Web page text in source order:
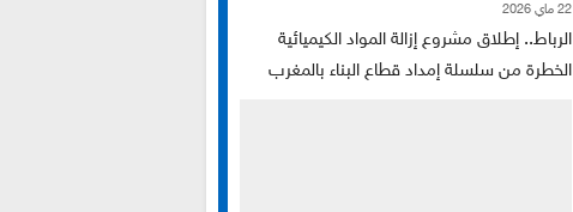
22 ماي 2026
الرباط.. إطلاق مشروع إزالة المواد الكيميائية
الخطرة من سلسلة إمداد قطاع البناء بالمغرب